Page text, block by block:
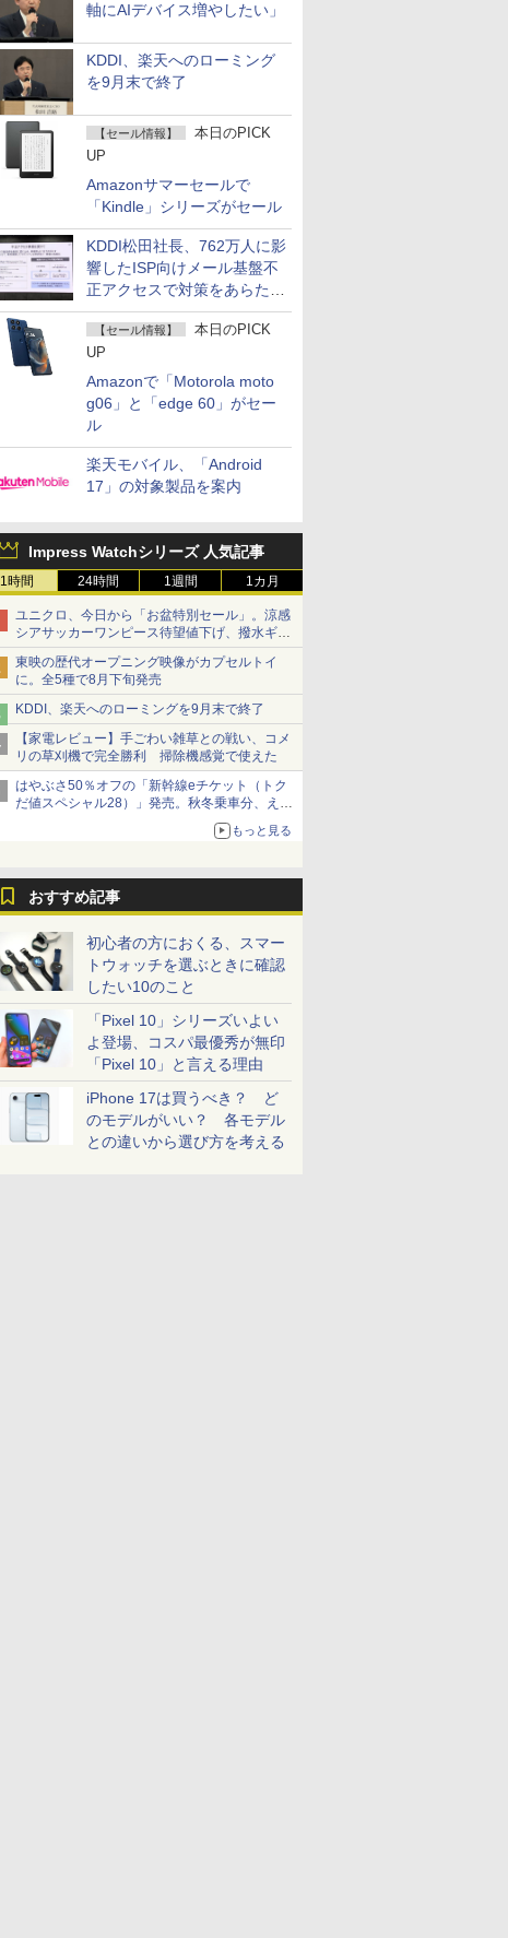
軸にAIデバイス増やしたい」
KDDI、楽天へのローミング
を9月末で終了
【セール情報】
本日のPICK
UP
Amazonサマーセールで
「Kindle」シリーズがセール
KDDI松田社長、762万人に影
響したISP向けメール基盤不
正アクセスで対策をあらため
て説明
【セール情報】
本日のPICK
UP
Amazonで「Motorola moto
g06」と「edge 60」がセー
ル
楽天モバイル、「Android
17」の対象製品を案内
Impress Watchシリーズ 人気記事
1時間 24時間 1週間 1カ月
ユニクロ、今日から「お盆特別セール」。涼感
シアサッカーワンピース待望値下げ、撥水ギア
ショーツは1990円に
東映の歴代オープニング映像がカプセルトイ
に。全5種で8月下旬発売
KDDI、楽天へのローミングを9月末で終了
【家電レビュー】手ごわい雑草との戦い、コメ
リの草刈機で完全勝利 掃除機感覚で使えた
はやぶさ50％オフの「新幹線eチケット（トク
だ値スペシャル28）」発売。秋冬乗車分、えき
もっと見る
おすすめ記事
初心者の方におくる、スマー
トウォッチを選ぶときに確認
したい10のこと
「Pixel 10」シリーズいよい
よ登場、コスパ最優秀が無印
「Pixel 10」と言える理由
iPhone 17は買うべき？ ど
のモデルがいい？ 各モデル
との違いから選び方を考える